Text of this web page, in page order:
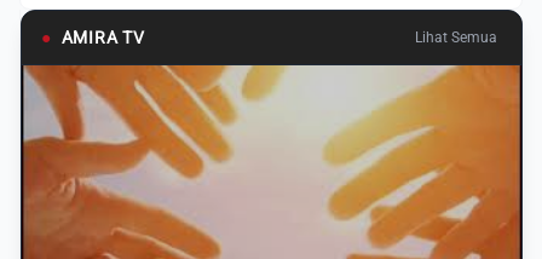
● AMIRA TV Lihat Semua